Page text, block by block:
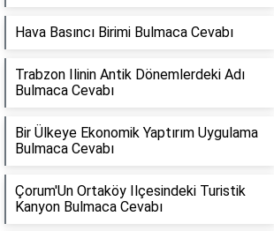
Hava Basıncı Birimi Bulmaca Cevabı
Trabzon Ilinin Antik Dönemlerdeki Adı
Bulmaca Cevabı
Bir Ülkeye Ekonomik Yaptırım Uygulama
Bulmaca Cevabı
Çorum'Un Ortaköy Ilçesindeki Turistik
Kanyon Bulmaca Cevabı